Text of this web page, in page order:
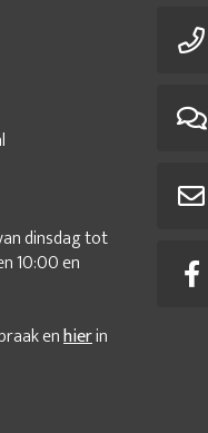
dinsdag tot
10:00 en
enhierin